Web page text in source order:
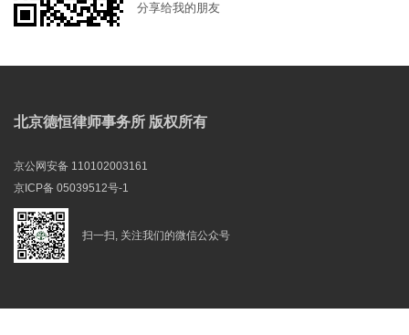
分享给我的朋友
北京德恒律师事务所 版权所有
京公网安备 110102003161
京ICP备 05039512号-1
扫一扫, 关注我们的微信公众号